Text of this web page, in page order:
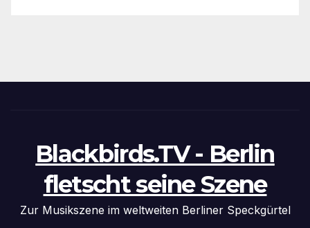
Blackbirds.TV - Berlin
fletscht seine Szene
Zur Musikszene im weltweiten Berliner Speckgürtel